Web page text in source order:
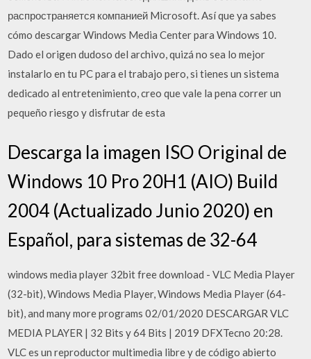
распространяется компанией Microsoft. Así que ya sabes
cómo descargar Windows Media Center para Windows 10.
Dado el origen dudoso del archivo, quizá no sea lo mejor
instalarlo en tu PC para el trabajo pero, si tienes un sistema
dedicado al entretenimiento, creo que vale la pena correr un
pequeño riesgo y disfrutar de esta
Descarga la imagen ISO Original de
Windows 10 Pro 20H1 (AIO) Build
2004 (Actualizado Junio 2020) en
Español, para sistemas de 32-64
windows media player 32bit free download - VLC Media Player
(32-bit), Windows Media Player, Windows Media Player (64-
bit), and many more programs 02/01/2020 DESCARGAR VLC
MEDIA PLAYER | 32 Bits y 64 Bits | 2019 DFXTecno 20:28.
VLC es un reproductor multimedia libre y de código abierto